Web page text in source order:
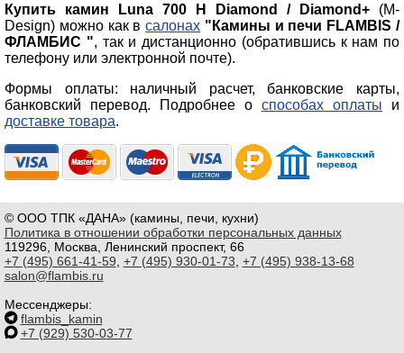
Купить камин Luna 700 H Diamond / Diamond+ (M-
Design) можно как всалонах "Камины и печи FLAMBIS /
ФЛАМБИС ", так и дистанционно (обратившись к нам по
телефону или электронной почте).
Формы оплаты: наличный расчет, банковские карты,
банковский перевод. Подробнее о способах оплаты и
доставке товара.
© ООО ТПК «ДАНА» (камины, печи, кухни)
Политика в отношении обработки персональных данных
119296, Москва, Ленинский проспект, 66
+7 (495) 661-41-59 +7 (495) 930-01-73 +7 (495) 938-13-68
salon@flambis.ru
Мессенджеры:
flambis_kamin
+7 (929) 530-03-77